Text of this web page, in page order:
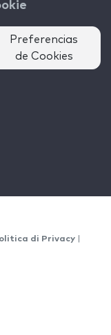
Preferencias
de Cookies
di Privacy